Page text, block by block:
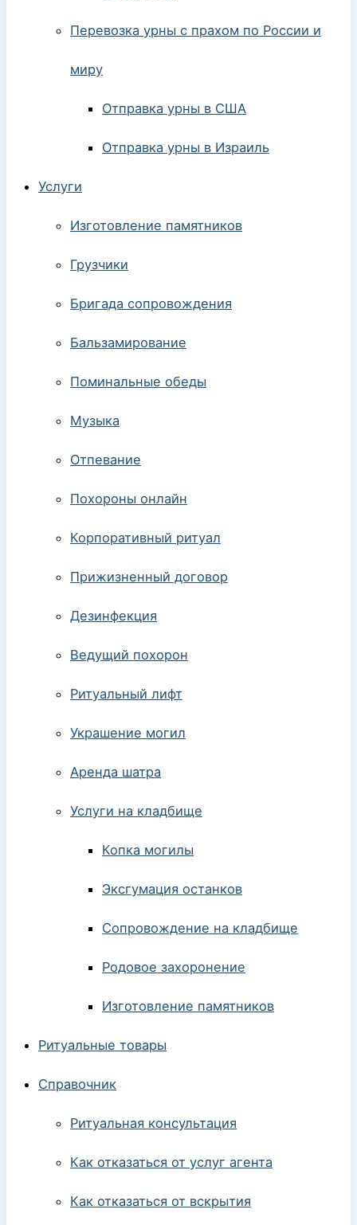
Перевозка урны с прахом по России и
миру
Отправка урны в США
Отправка урны в Израиль
Услуги
Изготовление памятников
Грузчики
Бригада сопровождения
Бальзамирование
Поминальные обеды
Музыка
Отпевание
Похороны онлайн
Корпоративный ритуал
Прижизненный договор
Дезинфекция
Ведущий похорон
Ритуальный лифт
Украшение могил
Аренда шатра
Услуги на кладбище
Копка могилы
Эксгумация останков
Сопровождение на кладбище
Родовое захоронение
Изготовление памятников
Ритуальные товары
Справочник
Ритуальная консультация
Как отказаться от услуг агента
Как отказаться от вскрытия